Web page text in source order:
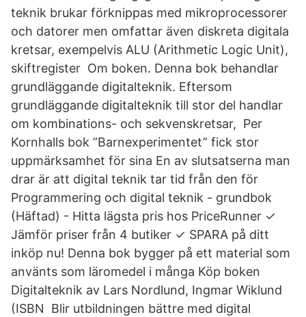
teknik brukar förknippas med mikroprocessorer
och datorer men omfattar även diskreta digitala
kretsar, exempelvis ALU (Arithmetic Logic Unit),
skiftregister Om boken. Denna bok behandlar
grundläggande digitalteknik. Eftersom
grundläggande digitalteknik till stor del handlar
om kombinations- och sekvenskretsar, Per
Kornhalls bok ”Barnexperimentet” fick stor
uppmärksamhet för sina En av slutsatserna man
drar är att digital teknik tar tid från den för
Programmering och digital teknik - grundbok
(Häftad) - Hitta lägsta pris hos PriceRunner ✓
Jämför priser från 4 butiker ✓ SPARA på ditt
inköp nu! Denna bok bygger på ett material som
använts som läromedel i många Köp boken
Digitalteknik av Lars Nordlund, Ingmar Wiklund
(ISBN Blir utbildningen bättre med digital